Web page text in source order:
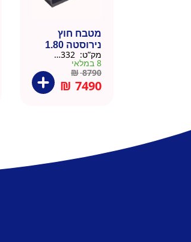
מטבח חוץ
נירוסטה 1.80
מטר כולל שיש
וכיור
מק”ט:
8 במלאי
₪8790
₪ 7490